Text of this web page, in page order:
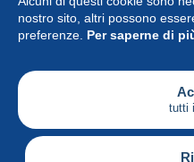
nostro sito, altri possono
preferenze. Per saperne di
tutti
Novità
Funzione
Società
Servizi
Sta scrivendo